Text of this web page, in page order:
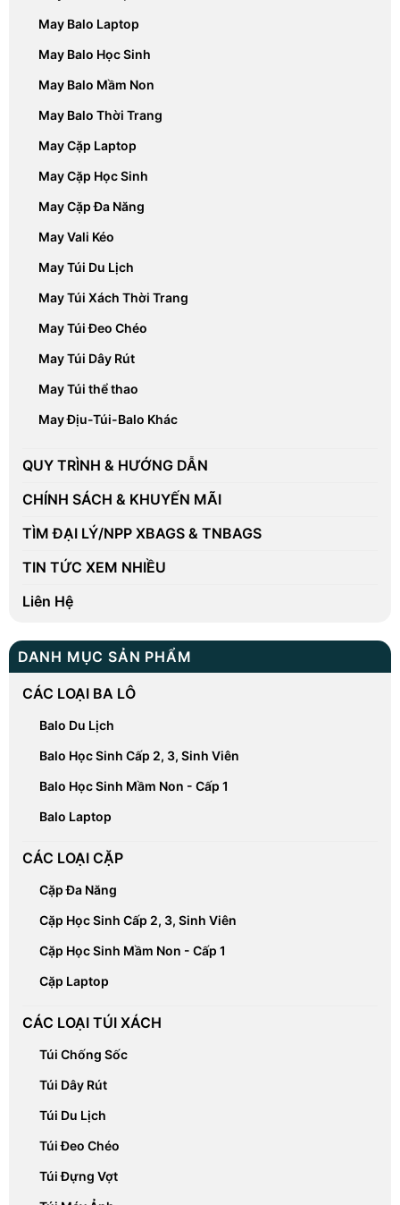
May Balo Laptop
May Balo Học Sinh
May Balo Mầm Non
May Balo Thời Trang
May Cặp Laptop
May Cặp Học Sinh
May Cặp Đa Năng
May Vali Kéo
May Túi Du Lịch
May Túi Xách Thời Trang
May Túi Đeo Chéo
May Túi Dây Rút
May Túi thể thao
May Địu-Túi-Balo Khác
QUY TRÌNH & HƯỚNG DẪN
CHÍNH SÁCH & KHUYẾN MÃI
TÌM ĐẠI LÝ/NPP XBAGS & TNBAGS
TIN TỨC XEM NHIỀU
Liên Hệ
DANH MỤC SẢN PHẨM
CÁC LOẠI BA LÔ
Balo Du Lịch
Balo Học Sinh Cấp 2, 3, Sinh Viên
Balo Học Sinh Mầm Non - Cấp 1
Balo Laptop
CÁC LOẠI CẶP
Cặp Đa Năng
Cặp Học Sinh Cấp 2, 3, Sinh Viên
Cặp Học Sinh Mầm Non - Cấp 1
Cặp Laptop
CÁC LOẠI TÚI XÁCH
Túi Chống Sốc
Túi Dây Rút
Túi Du Lịch
Túi Đeo Chéo
Túi Đựng Vợt